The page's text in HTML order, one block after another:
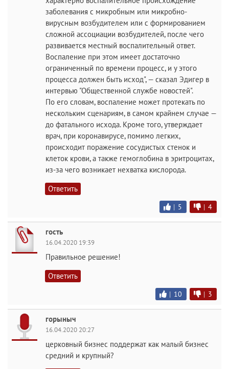
заболевания с микробным или микробно-
вирусным возбудителем или с формированием
сложной ассоциации возбудителей, после чего
развивается местный воспалительный ответ.
Воспаление при этом имеет достаточно
ограниченный по времени процесс, и у этого
процесса должен быть исход", — сказал Эдигер в
интервью "Общественной службе новостей".
По его словам, воспаление может протекать по
нескольким сценариям, в самом крайнем случае —
до фатального исхода. Кроме того, утверждает
врач, при коронавирусе, помимо легких,
происходит поражение сосудистых стенок и
клеток крови, а также гемоглобина в эритроцитах,
из-за чего возникает нехватка кислорода.
Ответить
| 5 | 4
гость
16.04.2020 19:39
Правильное решение!
Ответить
| 10 | 3
горыныч
16.04.2020 20:27
церковный бизнес поддержат как малый бизнес
средний и крупный?